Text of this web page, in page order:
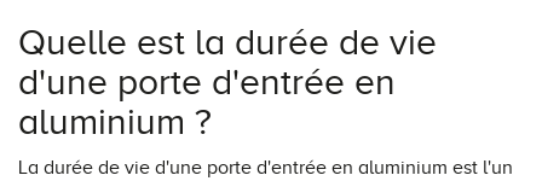
Quelle est la durée de vie
d'une porte d'entrée en
aluminium ?
La durée de vie d'une porte d'entrée en aluminium est l'un